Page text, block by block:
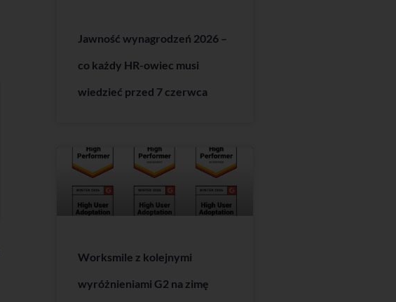
Jawność wynagrodzeń 2026 –
co każdy HR-owiec musi
wiedzieć przed 7 czerwca
Worksmile z kolejnymi
wyróżnieniami G2 na zimę